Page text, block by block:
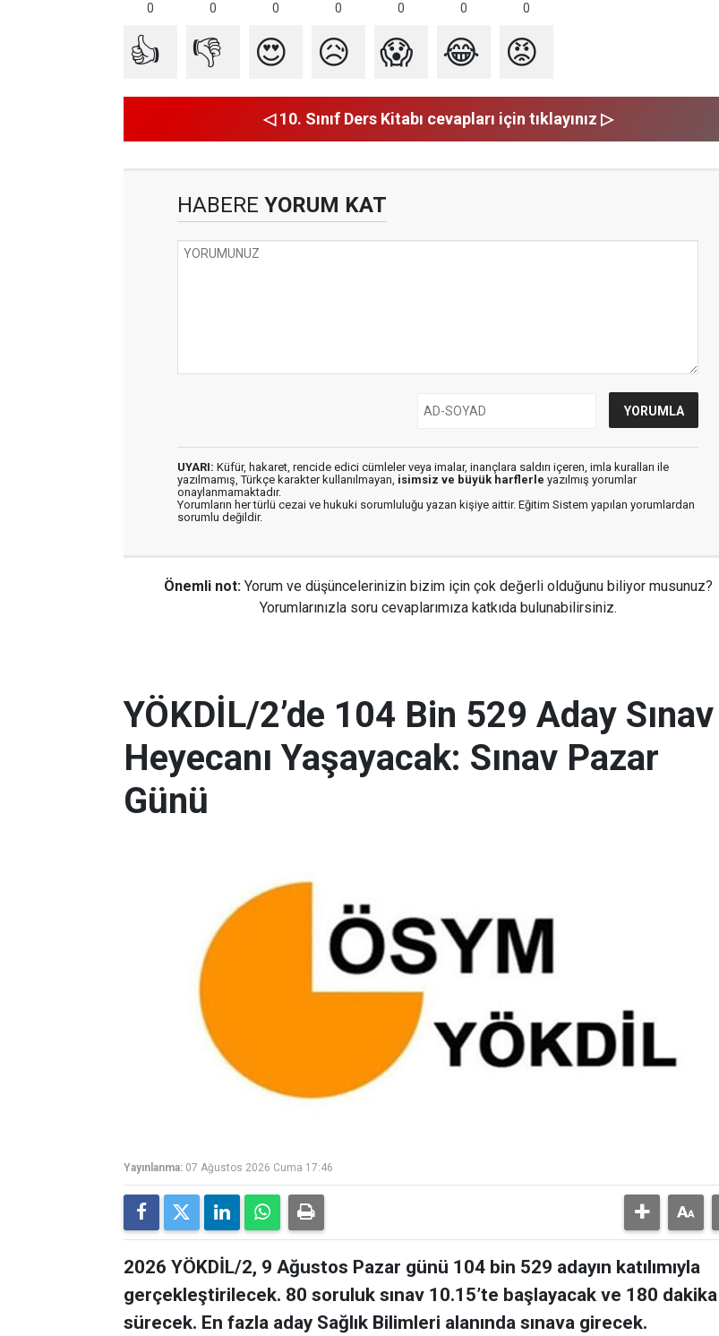
0 0 0 0 0 0 0
👍 👎 😍 😥 😱 😂 😡
◁ 10. Sınıf Ders Kitabı cevapları için tıklayınız ▷
HABERE YORUM KAT
UYARI: Küfür, hakaret, rencide edici cümleler veya imalar, inançlara saldırı içeren, imla kuralları ile
yazılmamış, Türkçe karakter kullanılmayan, isimsiz ve büyük harflerle yazılmış yorumlar
onaylanmamaktadır.
Yorumların her türlü cezai ve hukuki sorumluluğu yazan kişiye aittir. Eğitim Sistem yapılan yorumlardan
sorumlu değildir.
Önemli not: Yorum ve düşüncelerinizin bizim için çok değerli olduğunu biliyor musunuz?
Yorumlarınızla soru cevaplarımıza katkıda bulunabilirsiniz.
YÖKDİL/2’de 104 Bin 529 Aday Sınav
Heyecanı Yaşayacak: Sınav Pazar
Günü
Yayınlanma: 07 Ağustos 2026 Cuma 17:46
2026 YÖKDİL/2, 9 Ağustos Pazar günü 104 bin 529 adayın katılımıyla
gerçekleştirilecek. 80 soruluk sınav 10.15’te başlayacak ve 180 dakika
sürecek. En fazla aday Sağlık Bilimleri alanında sınava girecek.